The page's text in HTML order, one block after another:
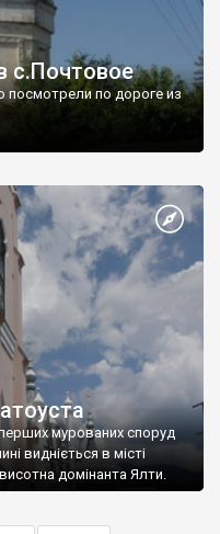
с.Почтовое
по дороге из
мурованих споруд
видніється в місті
домінанта Ялти.